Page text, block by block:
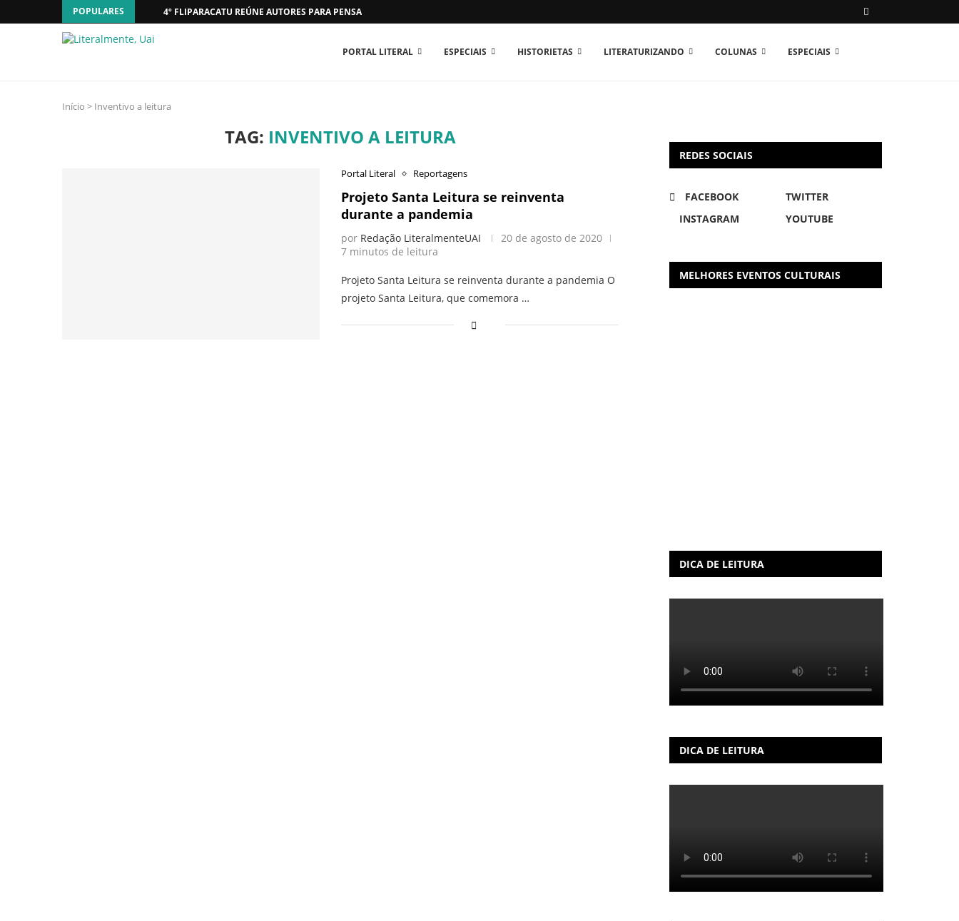
POPULARES 4º FLIPARACATU REÚNE AUTORES PARA PENSAR O MUNDO...
PORTAL LITERAL ESPECIAIS HISTORIETAS LITERATURIZANDO COLUNAS ESPECIAIS
Início > Inventivo a leitura
TAG: INVENTIVO A LEITURA
Portal Literal Reportagens
Projeto Santa Leitura se reinventa
durante a pandemia
por Redação LiteralmenteUAI
20 de agosto de 2020
7 minutos de leitura
Projeto Santa Leitura se reinventa durante a pandemia O
projeto Santa Leitura, que comemora …
REDES SOCIAIS
FACEBOOK
TWITTER
INSTAGRAM
YOUTUBE
MELHORES EVENTOS CULTURAIS
DICA DE LEITURA
DICA DE LEITURA